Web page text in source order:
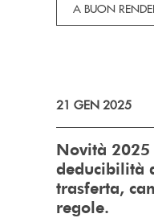
A BUON
21 GEN 2025
Novità
deducibilità
trasferta,
regole.